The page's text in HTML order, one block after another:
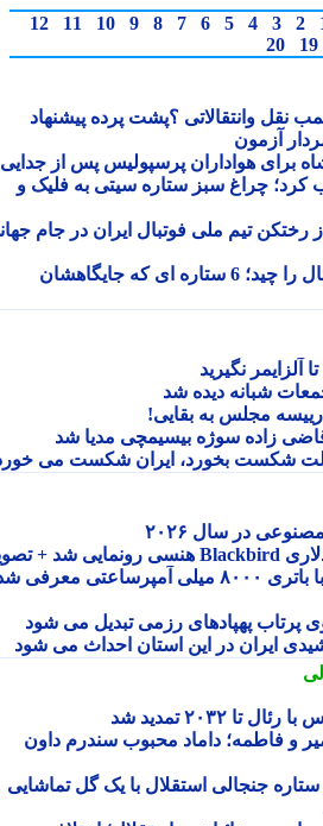
3
4
5
6
7
8
9
10
11
12
20
وانتقالاتی ؟پشت پرده پیشنهاد
آزمون
هواداران پرسپولیس پس از جدایی
چراغ سبز ستاره سیتی به فلیک و
تیم ملی فوتبال ایران در جام جهانی
مورینیو ترکیب رؤیایی رئال را چید؛ 6 ستاره ای که جایگاهشان
نگیرید
شبانه دیده شد
مجلس به بقایی!
سوژه بیسیمچی مدیا شد
بخورد، ایران شکست می خورد
در سال ۲۰۲۶
گوشی M8 Power پوکو با باتری ۸۰۰۰ میلی آمپرساعتی معرفی شد
پهپادهای رزمی تبدیل می شود
ایران در این استان احداث می شود
تمدید شد
فاطمه؛ داماد محبوب سندرم داون
جنجالی استقلال با یک گل تماشایی